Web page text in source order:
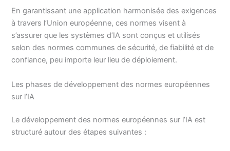
En garantissant une application harmonisée des exigences
à travers l’Union européenne, ces normes visent à
s’assurer que les systèmes d’IA sont conçus et utilisés
selon des normes communes de sécurité, de fiabilité et de
confiance, peu importe leur lieu de déploiement.
Les phases de développement des normes européennes
sur l’IA
Le développement des normes européennes sur l’IA est
structuré autour des étapes suivantes :